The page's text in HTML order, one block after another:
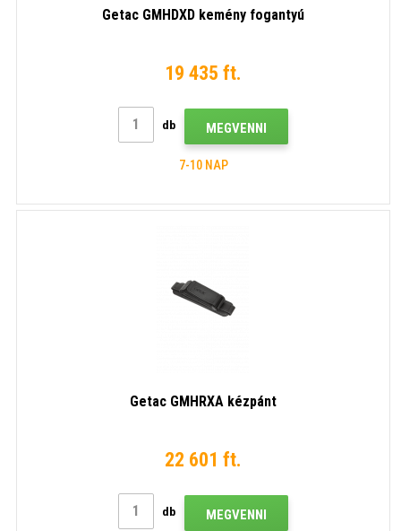
Getac GMHDXD kemény fogantyú
19 435 ft.
db MEGVENNI
7-10 NAP
Getac GMHRXA kézpánt
22 601 ft.
db MEGVENNI